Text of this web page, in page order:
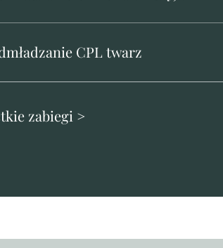
CPL twarz
zabiegi >